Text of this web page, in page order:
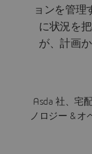
ョンを管理
に状況を
が、計画
Asda 社、宅
ノロジー & オ